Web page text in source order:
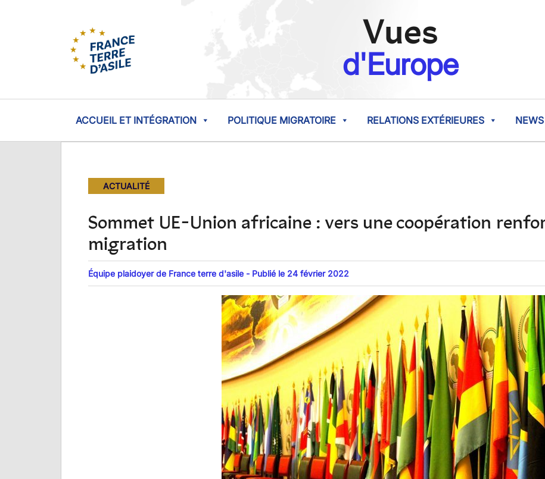
Vues
d'Europe
ACCUEIL ET INTÉGRATION POLITIQUE MIGRATOIRE RELATIONS EXTÉRIEURES NEWS
ACTUALITÉ
Sommet UE-Union africaine : vers une coopération
migration
Équipe plaidoyer de France terre d'asile - Publié le 24 février 2022